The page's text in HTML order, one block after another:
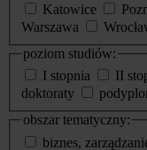
Katowice
Warszawa
poziom studiów:
I stopnia
II
doktoraty
obszar tematyczny:
biznes,